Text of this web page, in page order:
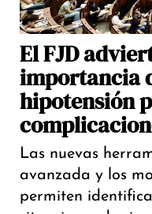
El FJD
importancia
hipotensión
Las nuevas
avanzada y los
permiten